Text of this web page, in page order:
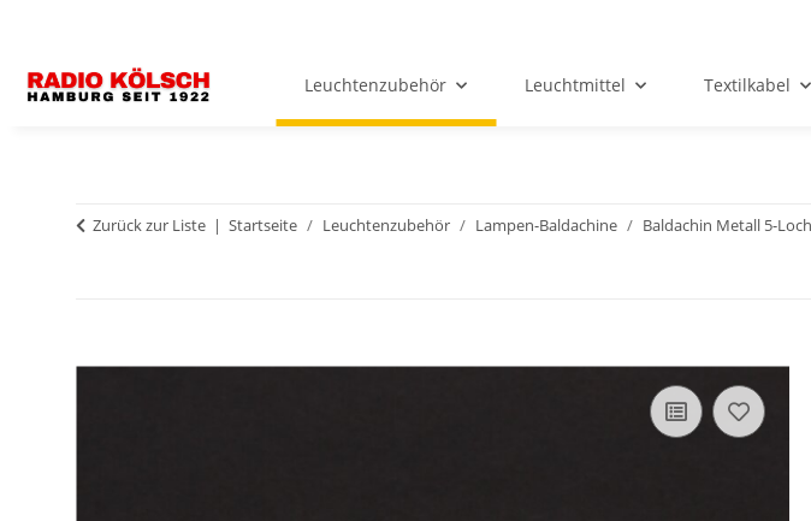
Leuchtenzubehör Leuchtmittel Textilkabel
Zurück zur Liste Startseite Leuchtenzubehör Lampen-Baldachine Baldachin Metall 5-Loch